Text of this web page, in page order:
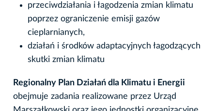
przeciwdziałania i łagodzenia zmian klimatu
poprzez ograniczenie emisji gazów
cieplarnianych,
działań i środków adaptacyjnych łagodzących
skutki zmian klimatu
Regionalny Plan Działań dla Klimatu i Energii
obejmuje zadania realizowane przez Urząd